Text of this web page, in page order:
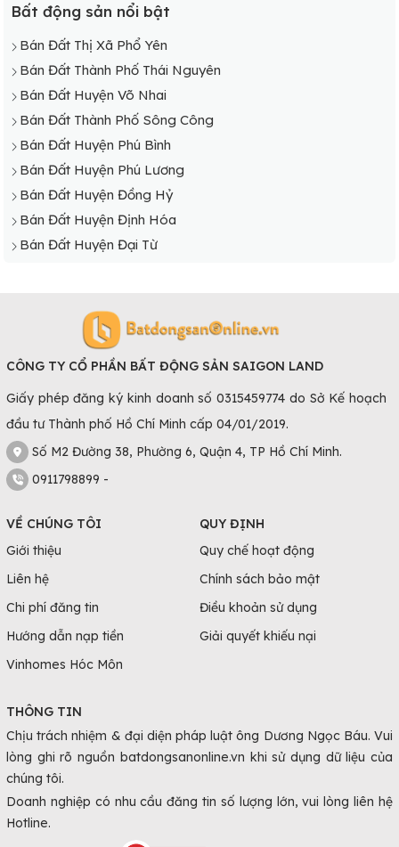
Bất động sản nổi bật
Bán Đất Thị Xã Phổ Yên
Bán Đất Thành Phố Thái Nguyên
Bán Đất Huyện Võ Nhai
Bán Đất Thành Phố Sông Công
Bán Đất Huyện Phú Bình
Bán Đất Huyện Phú Lương
Bán Đất Huyện Đồng Hỷ
Bán Đất Huyện Định Hóa
Bán Đất Huyện Đại Từ
CÔNG TY CỔ PHẦN BẤT ĐỘNG SẢN SAIGON LAND
Giấy phép đăng ký kinh doanh số 0315459774 do Sở Kế hoạch
đầu tư Thành phố Hồ Chí Minh cấp 04/01/2019.
Số M2 Đường 38, Phường 6, Quận 4, TP Hồ Chí Minh.
0911798899 -
VỀ CHÚNG TÔI
Giới thiệu
Liên hệ
Chi phí đăng tin
Hướng dẫn nạp tiền
Vinhomes Hóc Môn
QUY ĐỊNH
Quy chế hoạt động
Chính sách bảo mật
Điều khoản sử dụng
Giải quyết khiếu nại
THÔNG TIN
Chịu trách nhiệm & đại diện pháp luật ông Dương Ngọc Báu. Vui
lòng ghi rõ nguồn batdongsanonline.vn khi sử dụng dữ liệu của
chúng tôi.
Doanh nghiệp có nhu cầu đăng tin số lượng lớn, vui lòng liên hệ
Hotline.